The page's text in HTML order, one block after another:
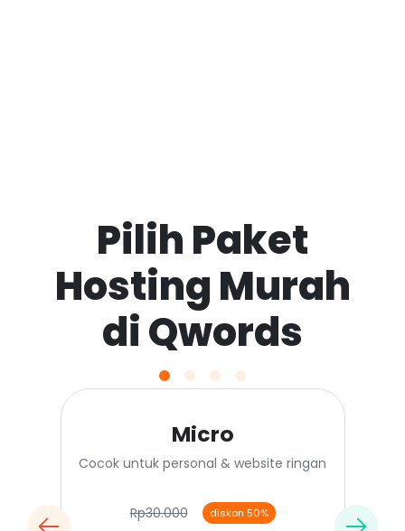
Pilih Paket
Hosting Murah
di Qwords
Micro
Cocok untuk personal & website ringan
Rp30.000 diskon 50%